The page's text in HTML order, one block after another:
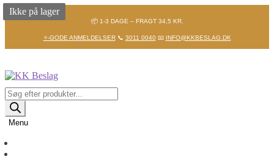
📦 1-3 DAGE – FRAGT 34,5 KR.
⭐-GODE ANMELDELSER📞 3011 0040📧 INFO@KKBESLAG.DK
Spring
til
navigation
Spring
til
indhold
Products
search
Menu
Ikke på lager